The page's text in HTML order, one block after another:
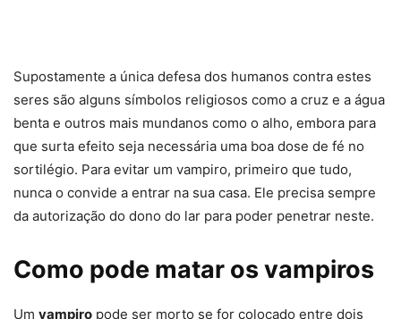
Supostamente a única defesa dos humanos contra estes
seres são alguns símbolos religiosos como a cruz e a água
benta e outros mais mundanos como o alho, embora para
que surta efeito seja necessária uma boa dose de fé no
sortilégio. Para evitar um vampiro, primeiro que tudo,
nunca o convide a entrar na sua casa. Ele precisa sempre
da autorização do dono do lar para poder penetrar neste.
Como pode matar os vampiros
Um vampiro pode ser morto se for colocado entre dois